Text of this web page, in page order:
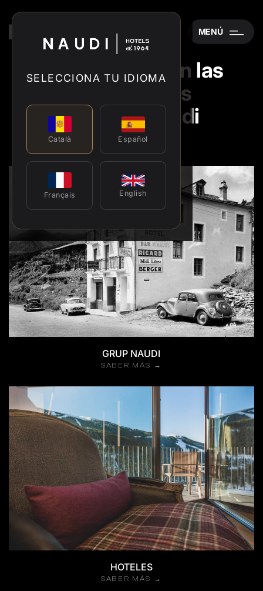
SELECCIONA TU IDIOMA
Català Español
Français English
MENÚ
Vive Soldeu con las
experiencias
de Grup Naudi
GRUP NAUDI
SABER MÁS →
HOTELES
SABER MÁS →